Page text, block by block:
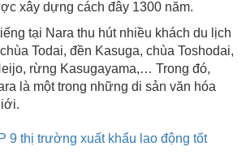
xây dựng cách đây 1300 năm.
tại Nara thu hút nhiều khách du lịch
Todai, đền Kasuga, chùa Toshodai,
rừng Kasugayama,… Trong đó,
là một trong những di sản văn hóa
9 thị trường xuất khẩu lao động tốt